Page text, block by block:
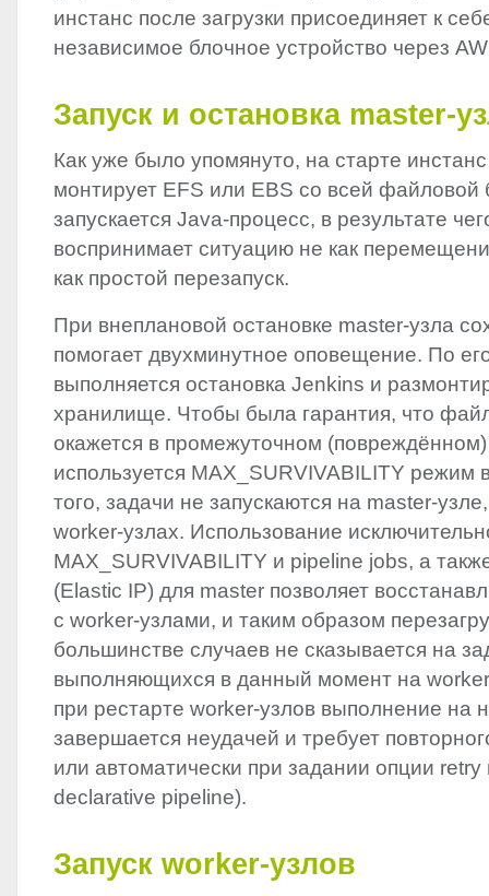
инстанс после загрузки присоединяет к
независимое блочное устройство через
Запуск и остановка master-
Как уже было упомянуто, на старте
монтирует EFS или EBS со всей файловой
запускается Java-процесс, в результате
воспринимает ситуацию не как
как простой перезапуск.
При внеплановой остановке master-узла
помогает двухминутное оповещение. По
выполняется остановка Jenkins и
хранилище. Чтобы была гарантия, что
окажется в промежуточном
используется MAX_SURVIVABILITY режим
того, задачи не запускаются на master-
worker-узлах. Использование
MAX_SURVIVABILITY и pipeline jobs, а
(Elastic IP) для master позволяет
с worker-узлами, и таким образом
большинстве случаев не сказывается на
выполняющихся в данный момент на
при рестарте worker-узлов выполнение на
завершается неудачей и требует
или автоматически при задании опции
declarative pipeline).
Запуск worker-узлов